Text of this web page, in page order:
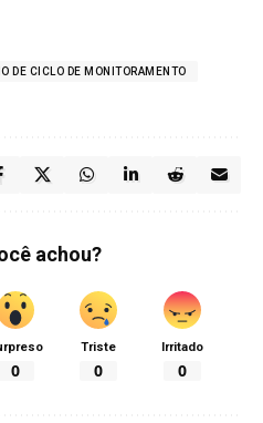
DE CICLO DE MONITORAMENTO
achou?
0
Triste
0
Irritado
0